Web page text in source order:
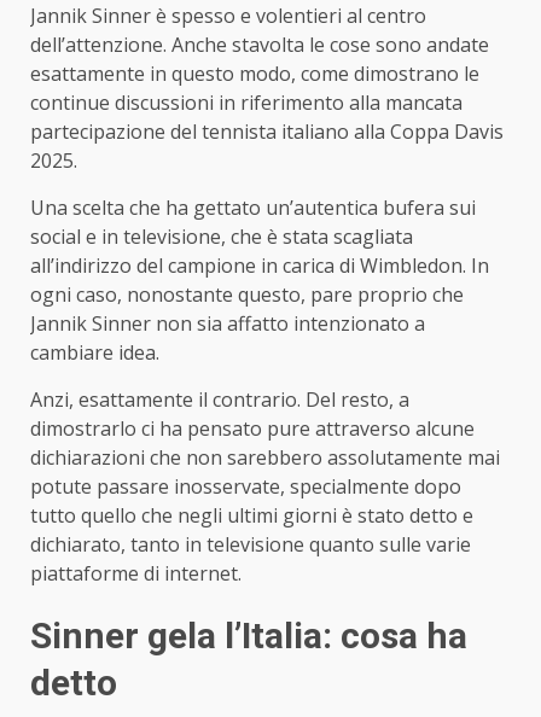
Jannik Sinner è spesso e volentieri al centro
dell’attenzione. Anche stavolta le cose sono andate
esattamente in questo modo, come dimostrano le
continue discussioni in riferimento alla mancata
partecipazione del tennista italiano alla Coppa Davis
2025.
Una scelta che ha gettato un’autentica bufera sui
social e in televisione, che è stata scagliata
all’indirizzo del campione in carica di Wimbledon. In
ogni caso, nonostante questo, pare proprio che
Jannik Sinner non sia affatto intenzionato a
cambiare idea.
Anzi, esattamente il contrario. Del resto, a
dimostrarlo ci ha pensato pure attraverso alcune
dichiarazioni che non sarebbero assolutamente mai
potute passare inosservate, specialmente dopo
tutto quello che negli ultimi giorni è stato detto e
dichiarato, tanto in televisione quanto sulle varie
piattaforme di internet.
Sinner gela l’Italia: cosa ha
detto